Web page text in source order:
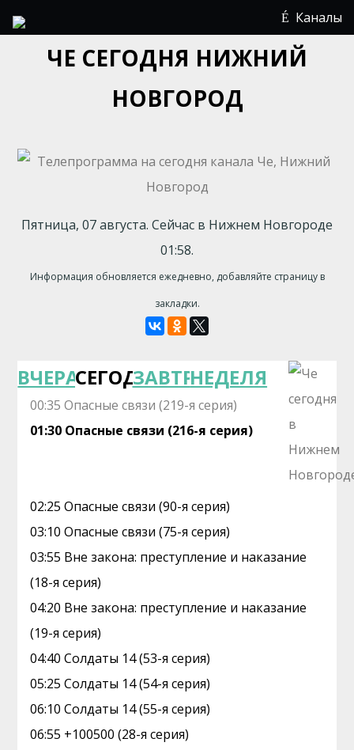
Каналы
ЧЕ СЕГОДНЯ НИЖНИЙ
НОВГОРОД
Пятница, 07 августа. Сейчас в Нижнем Новгороде
01:58.
Информация обновляется ежедневно, добавляйте страницу в
закладки.
ВЧЕРАСЕГОДНЯЗАВТРАНЕДЕЛЯ
00:35 Опасные связи (219-я серия)
01:30 Опасные связи (216-я серия)
02:25 Опасные связи (90-я серия)
03:10 Опасные связи (75-я серия)
03:55 Вне закона: преступление и наказание
(18-я серия)
04:20 Вне закона: преступление и наказание
(19-я серия)
04:40 Солдаты 14 (53-я серия)
05:25 Солдаты 14 (54-я серия)
06:10 Солдаты 14 (55-я серия)
06:55 +100500 (28-я серия)